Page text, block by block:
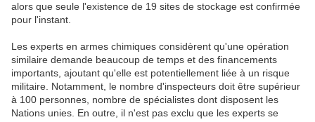
alors que seule l'existence de 19 sites de stockage est confirmée
pour l'instant.
Les experts en armes chimiques considèrent qu'une opération
similaire demande beaucoup de temps et des financements
importants, ajoutant qu'elle est potentiellement liée à un risque
militaire. Notamment, le nombre d'inspecteurs doit être supérieur
à 100 personnes, nombre de spécialistes dont disposent les
Nations unies. En outre, il n'est pas exclu que les experts se